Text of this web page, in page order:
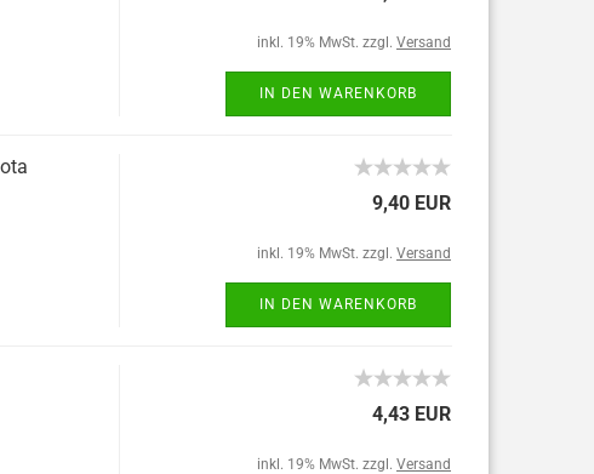
inkl. 19% MwSt. zzgl. Versand
IN DEN WARENKORB
9,40 EUR
inkl. 19% MwSt. zzgl. Versand
IN DEN WARENKORB
4,43 EUR
inkl. 19% MwSt. zzgl. Versand